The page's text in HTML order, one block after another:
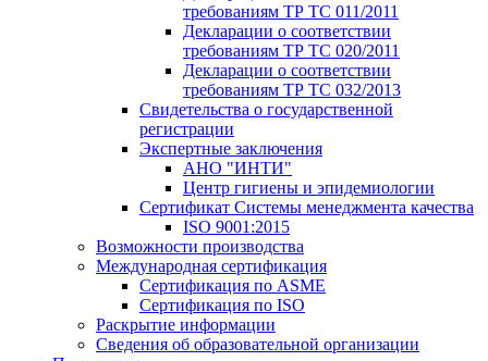
требованиям ТР ТС 011/2011
Декларации о соответствии
требованиям ТР ТС 020/2011
Декларации о соответствии
требованиям ТР ТС 032/2013
Свидетельства о государственной
регистрации
Экспертные заключения
АНО "ИНТИ"
Центр гигиены и эпидемиологии
Сертификат Системы менеджмента качества
ISO 9001:2015
Возможности производства
Международная сертификация
Сертификация по ASME
Сертификация по ISO
Раскрытие информации
Сведения об образовательной организации